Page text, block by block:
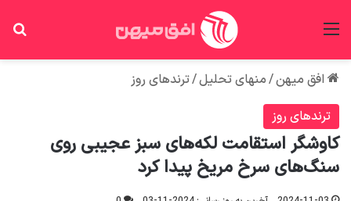
افق میهن/منهای تحلیل/ترندهای روز
ترندهای روز
کاوشگر استقامت لکه‌های سبز عجیبی روی
سنگ‌های سرخ مریخ پیدا کرد